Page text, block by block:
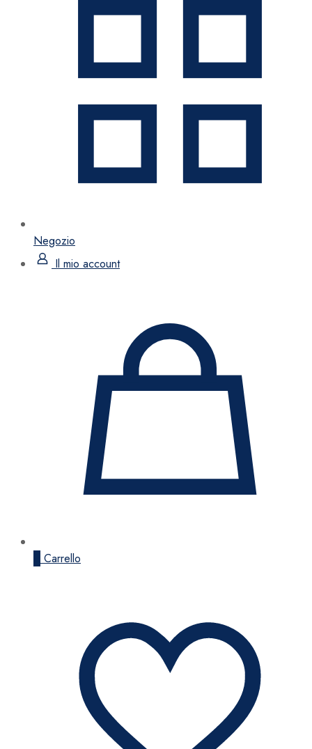
Negozio
Il mio account
Carrello